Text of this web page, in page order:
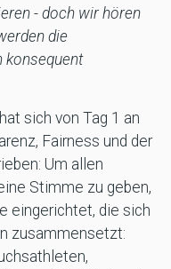
- doch wir hören
die
konsequent
sich von Tag 1 an
Fairness und der
Um allen
Stimme zu geben,
eingerichtet, die sich
zusammensetzt: